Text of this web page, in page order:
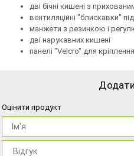
дві бічні кишені з
вентиляційні "блискавки"
манжети з резинкою і
дві нарукавних кишені
панелі "Velcro" для
Додати
Оцінити продукт